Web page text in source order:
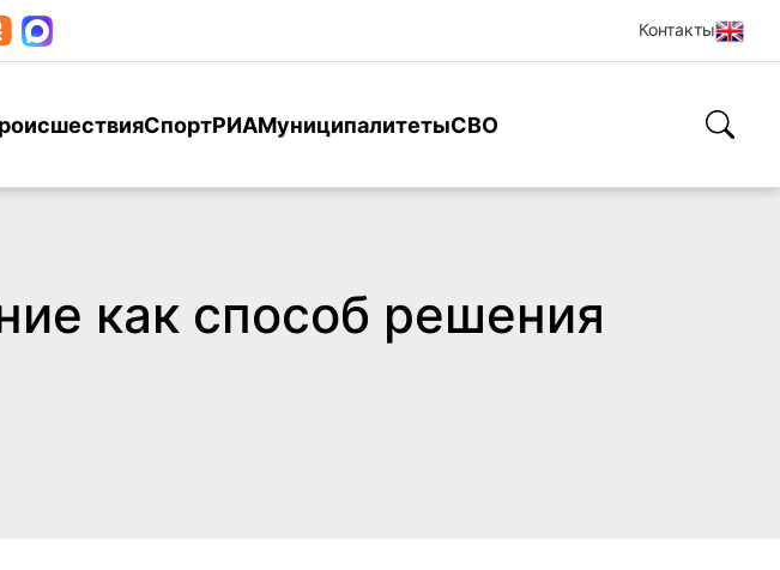
Контакты
СпортРИАМуниципалитетыСВО
как способ решения